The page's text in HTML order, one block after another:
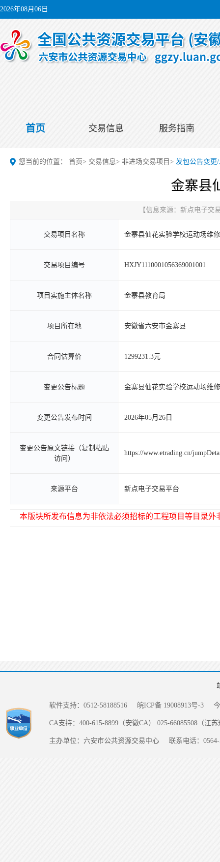
2026年08月06日
首页 交易信息 服务指南
您当前的位置： 首页> 交易信息> 非进场交易项目 > 发包公告变更
金寨县
【信息来源： 新点电子交
交易项目名称 金寨县仙花实验学校运动场维
交易项目编号 HXJY1110001056369001001
项目实施主体名称 金寨县教育局
项目所在地 安徽省六安市金寨县
合同估算价 1299231.3元
变更公告标题 金寨县仙花实验学校运动场维
变更公告发布时间 2026年05月26日
变更公告原文链接（复制粘贴
访问）
https://www.etrading.cn/
来源平台 新点电子交易平台
本版块所发布信息为非依法必须招标的工程项目等目录
软件支持：0512-58188516 皖ICP备 19008913号-3
CA支持：400-615-8899（安徽CA） 025-66085508（江
主办单位：六安市公共资源交易中心 联系电话：0564-